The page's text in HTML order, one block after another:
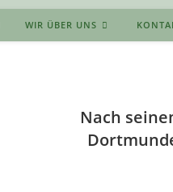
WIR ÜBER UNS
Nach